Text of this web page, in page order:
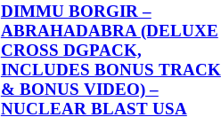
DIMMU BORGIR –
ABRAHADABRA (DELUXE
CROSS DGPACK,
INCLUDES BONUS TRACK
& BONUS VIDEO) –
NUCLEAR BLAST USA